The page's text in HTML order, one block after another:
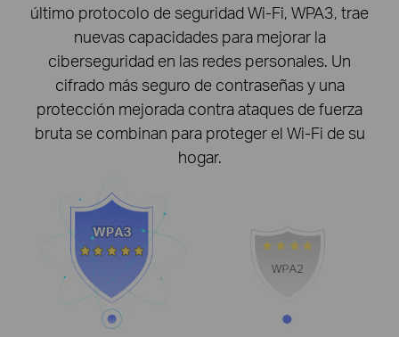
último protocolo de seguridad Wi-Fi, WPA3, trae
nuevas capacidades para mejorar la
ciberseguridad en las redes personales. Un
cifrado más seguro de contraseñas y una
protección mejorada contra ataques de fuerza
bruta se combinan para proteger el Wi-Fi de su
hogar.